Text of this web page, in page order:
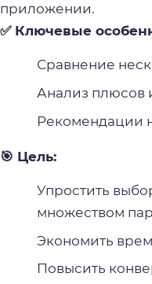
приложении.
✅ Ключевые
Сравнение
Анализ плюсов
Рекомендации
🎯 Цель:
Упростить
множеством
Экономить
Повысить